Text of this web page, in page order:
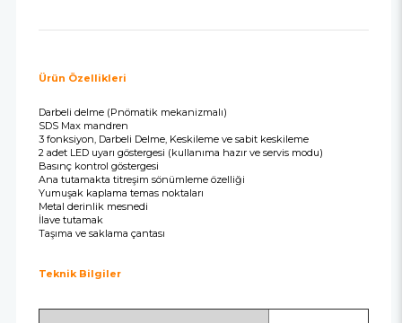
Ürün Özellikleri
Darbeli delme (Pnömatik mekanizmalı)
SDS Max mandren
3 fonksiyon, Darbeli Delme, Keskileme ve sabit keskileme
2 adet LED uyarı göstergesi (kullanıma hazır ve servis modu)
Basınç kontrol göstergesi
Ana tutamakta titreşim sönümleme özelliği
Yumuşak kaplama temas noktaları
Metal derinlik mesnedi
İlave tutamak
Taşıma ve saklama çantası
Teknik Bilgiler